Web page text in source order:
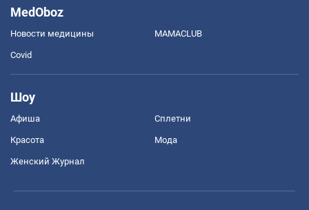
MedOboz
Новости медицины MAMACLUB
Covid
Шоу
Афиша Сплетни
Красота Мода
Женский Журнал